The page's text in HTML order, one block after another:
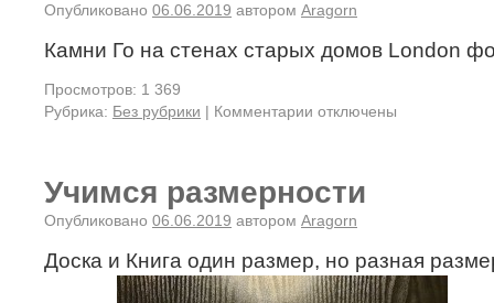
Опубликовано 06.06.2019 автором Aragorn
Камни Го на стенах старых домов London
Просмотров: 1 369
Рубрика: Без рубрики | Комментарии отключены
Учимся размерности
Опубликовано 06.06.2019 автором Aragorn
Доска и Книга один размер, но разная